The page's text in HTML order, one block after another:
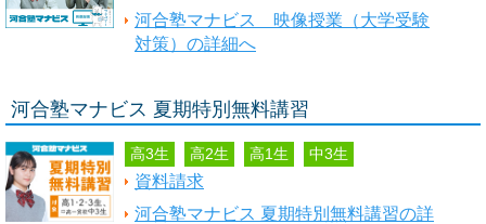
河合塾マナビス 映像授業（大学受験
対策）の詳細へ
河合塾マナビス 夏期特別無料講習
高3生 高2生 高1生 中3生
資料請求
河合塾マナビス 夏期特別無料講習の詳